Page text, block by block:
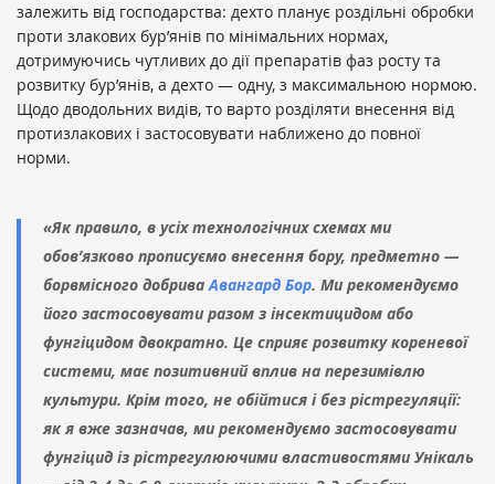
залежить від господарства: дехто планує роздільні обробки
проти злакових бур’янів по мінімальних нормах,
дотримуючись чутливих до дії препаратів фаз росту та
розвитку бур’янів, а дехто — одну, з максимальною нормою.
Щодо дводольних видів, то варто розділяти внесення від
протизлакових і застосовувати наближено до повної
норми.
«Як правило, в усіх технологічних схемах ми
обов’язково прописуємо внесення бору, предметно —
борвмісного добрива Авангард Бор. Ми рекомендуємо
його застосовувати разом з інсектицидом або
фунгіцидом двократно. Це сприяє розвитку кореневої
системи, має позитивний вплив на перезимівлю
культури. Крім того, не обійтися і без рістрегуляції:
як я вже зазначав, ми рекомендуємо застосовувати
фунгіцид із рістрегулюючими властивостями Унікаль